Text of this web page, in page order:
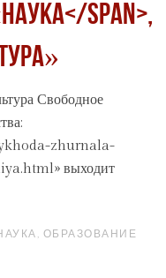
span>,
Свободное
zhurnala-
выходит
ОБРАЗОВАНИЕ